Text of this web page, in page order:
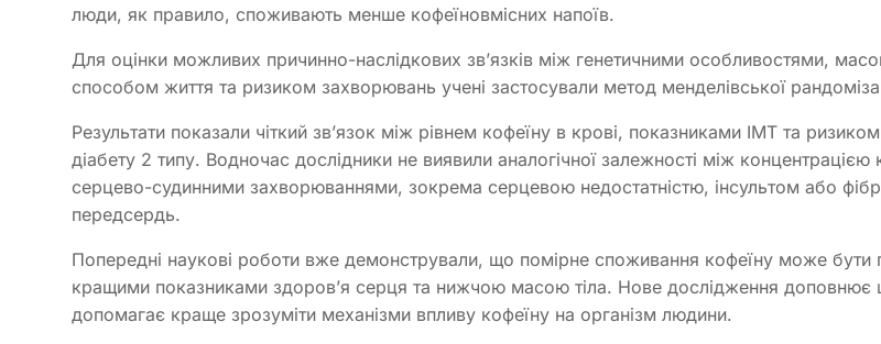
люди, як правило, споживають менше кофеїновмісних напоїв.
Для оцінки можливих причинно-наслідкових зв’язків між генетичними особливостями,
способом життя та ризиком захворювань учені застосували метод менделівської
Результати показали чіткий зв’язок між рівнем кофеїну в крові, показниками ІМТ та
діабету 2 типу. Водночас дослідники не виявили аналогічної залежності між концентрацією
серцево-судинними захворюваннями, зокрема серцевою недостатністю, інсультом або
передсердь.
Попередні наукові роботи вже демонстрували, що помірне споживання кофеїну може бути
кращими показниками здоров’я серця та нижчою масою тіла. Нове дослідження доповнює
допомагає краще зрозуміти механізми впливу кофеїну на організм людини.